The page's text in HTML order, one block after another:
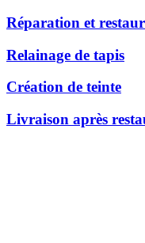
Réparation et
Relainage de tapis
Création de teinte
Livraison après